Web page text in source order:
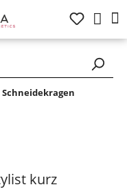
Schneidekragen
kurz